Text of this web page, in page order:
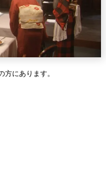
方にあります。